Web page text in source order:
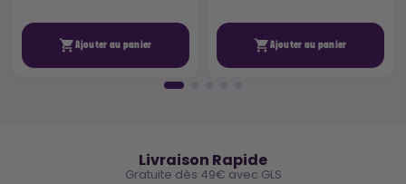
Ajouter au panier Ajouter au panier
Livraison Rapide
Gratuite dès 49€ avec GLS